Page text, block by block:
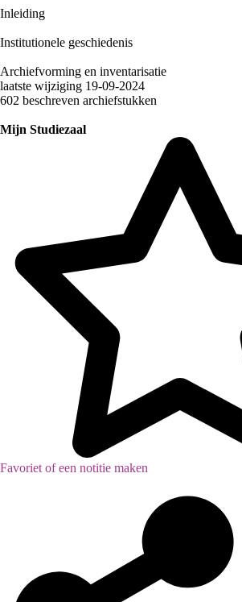
Inleiding
Institutionele geschiedenis
Archiefvorming en inventarisatie
laatste wijziging 19-09-2024
602 beschreven archiefstukken
Mijn Studiezaal
Favoriet of een notitie maken